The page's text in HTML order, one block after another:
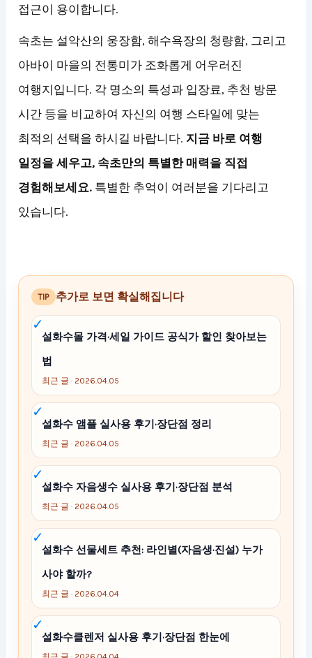
접근이 용이합니다.
속초는 설악산의 웅장함, 해수욕장의 청량함, 그리고
아바이 마을의 전통미가 조화롭게 어우러진
여행지입니다. 각 명소의 특성과 입장료, 추천 방문
시간 등을 비교하여 자신의 여행 스타일에 맞는
최적의 선택을 하시길 바랍니다. 지금 바로 여행
일정을 세우고, 속초만의 특별한 매력을 직접
경험해보세요. 특별한 추억이 여러분을 기다리고
있습니다.
TIP 추가로 보면 확실해집니다
설화수몰 가격·세일 가이드 공식가 할인 찾아보는
법
최근 글 · 2026.04.05
설화수 앰플 실사용 후기·장단점 정리
최근 글 · 2026.04.05
설화수 자음생수 실사용 후기·장단점 분석
최근 글 · 2026.04.05
설화수 선물세트 추천: 라인별(자음생·진설) 누가
사야 할까?
최근 글 · 2026.04.04
설화수클렌저 실사용 후기·장단점 한눈에